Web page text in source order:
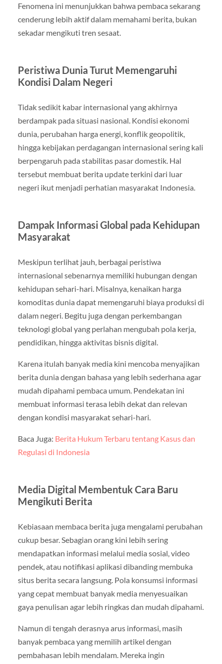
Fenomena ini menunjukkan bahwa pembaca sekarang
cenderung lebih aktif dalam memahami berita, bukan
sekadar mengikuti tren sesaat.
Peristiwa Dunia Turut Memengaruhi
Kondisi Dalam Negeri
Tidak sedikit kabar internasional yang akhirnya
berdampak pada situasi nasional. Kondisi ekonomi
dunia, perubahan harga energi, konflik geopolitik,
hingga kebijakan perdagangan internasional sering kali
berpengaruh pada stabilitas pasar domestik. Hal
tersebut membuat berita update terkini dari luar
negeri ikut menjadi perhatian masyarakat Indonesia.
Dampak Informasi Global pada Kehidupan
Masyarakat
Meskipun terlihat jauh, berbagai peristiwa
internasional sebenarnya memiliki hubungan dengan
kehidupan sehari-hari. Misalnya, kenaikan harga
komoditas dunia dapat memengaruhi biaya produksi di
dalam negeri. Begitu juga dengan perkembangan
teknologi global yang perlahan mengubah pola kerja,
pendidikan, hingga aktivitas bisnis digital.
Karena itulah banyak media kini mencoba menyajikan
berita dunia dengan bahasa yang lebih sederhana agar
mudah dipahami pembaca umum. Pendekatan ini
membuat informasi terasa lebih dekat dan relevan
dengan kondisi masyarakat sehari-hari.
Baca Juga: Berita Hukum Terbaru tentang Kasus dan
Regulasi di Indonesia
Media Digital Membentuk Cara Baru
Mengikuti Berita
Kebiasaan membaca berita juga mengalami perubahan
cukup besar. Sebagian orang kini lebih sering
mendapatkan informasi melalui media sosial, video
pendek, atau notifikasi aplikasi dibanding membuka
situs berita secara langsung. Pola konsumsi informasi
yang cepat membuat banyak media menyesuaikan
gaya penulisan agar lebih ringkas dan mudah dipahami.
Namun di tengah derasnya arus informasi, masih
banyak pembaca yang memilih artikel dengan
pembahasan lebih mendalam. Mereka ingin